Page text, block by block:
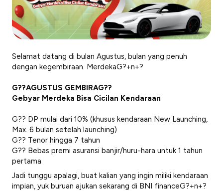
Selamat datang di bulan Agustus, bulan yang penuh
dengan kegembiraan. MerdekaG?+n+?
G??AGUSTUS GEMBIRAG??
Gebyar Merdeka Bisa Cicilan Kendaraan
G?? DP mulai dari 10% (khusus kendaraan New Launching,
Max. 6 bulan setelah launching)
G?? Tenor hingga 7 tahun
G?? Bebas premi asuransi banjir/huru-hara untuk 1 tahun
pertama
Jadi tunggu apalagi, buat kalian yang ingin miliki kendaraan
impian, yuk buruan ajukan sekarang di BNI financeG?+n+?